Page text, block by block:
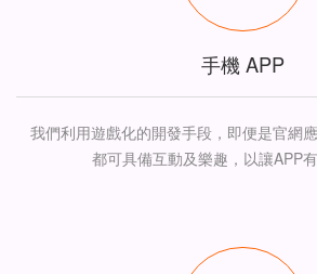
手機 APP
我們利用遊戲化的開發手段，即便是官網
都可具備互動及樂趣，以讓APP有